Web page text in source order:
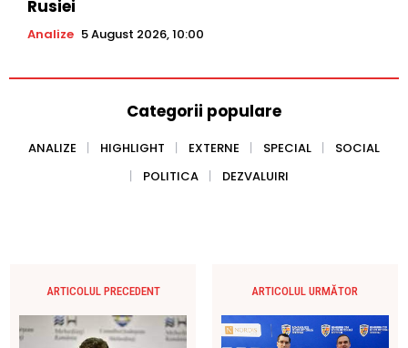
Rusiei
Analize 5 August 2026, 10:00
Categorii populare
ANALIZE HIGHLIGHT EXTERNE SPECIAL
SOCIAL
POLITICA
DEZVALUIRI
ARTICOLUL PRECEDENT ARTICOLUL URMĂTOR